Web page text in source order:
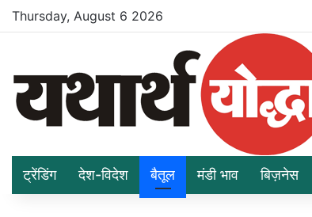
Thursday, August 6 2026
ट्रेंडिंग देश-विदेश बैतूल मंडी भाव बिज़नेस